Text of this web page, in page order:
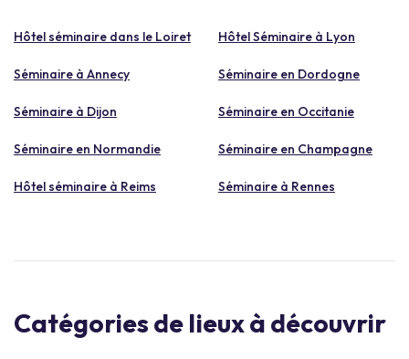
Hôtel séminaire dans le Loiret Hôtel Séminaire à Lyon
Séminaire à Annecy Séminaire en Dordogne
Séminaire à Dijon Séminaire en Occitanie
Séminaire en Normandie Séminaire en Champagne
Hôtel séminaire à Reims Séminaire à Rennes
Catégories de lieux à découvrir